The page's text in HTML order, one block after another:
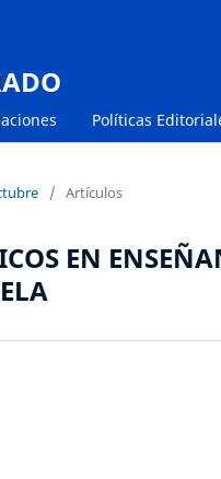
Políticas
/ Artículos
EN